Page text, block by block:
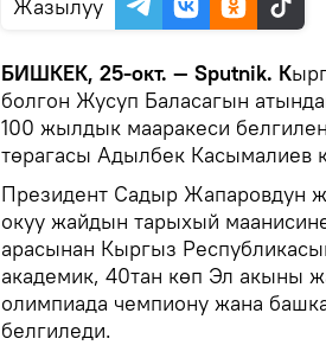
Жазылуу
БИШКЕК, 25-окт. — Sputnik. К
болгон Жусуп Баласагын
100 жылдык мааракеси
төрагасы Адылбек Касымалиев
Президент Садыр Жапаровдун
окуу жайдын тарыхый
арасынан Кыргыз
академик, 40тан көп Эл акыны
олимпиада чемпиону жана
белгиледи.